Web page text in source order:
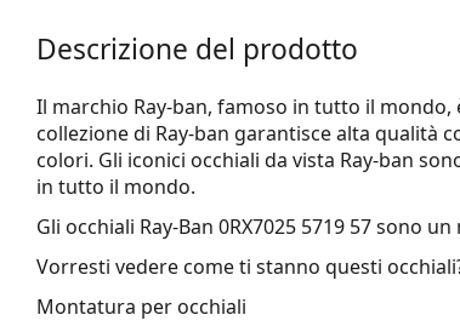
Descrizione del prodotto
Il marchio Ray-ban, famoso in tutto il
collezione di Ray-ban garantisce alta qualità
colori. Gli iconici occhiali da vista Ray-ban
in tutto il mondo.
Gli occhiali Ray-Ban 0RX7025 5719 57sono un
Vorresti vedere come ti stanno questi
Montatura per occhiali